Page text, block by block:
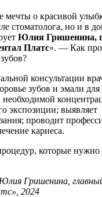
мечты о красивой
стоматолога, но и в
Юлия Гришенина,
Платс». — Как
консультации
зубов и эмали
необходимой
экспозиции; выявляет
проводит
кариеса.
Юлия Гришенина,
2024